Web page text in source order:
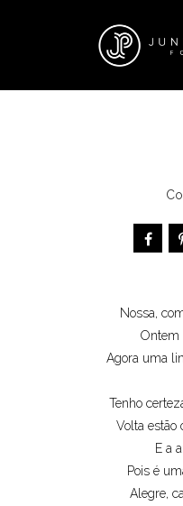
Nossa,
Ontem
Agora uma
Tenho
Volta estão
E a
Pois é
Alegre,